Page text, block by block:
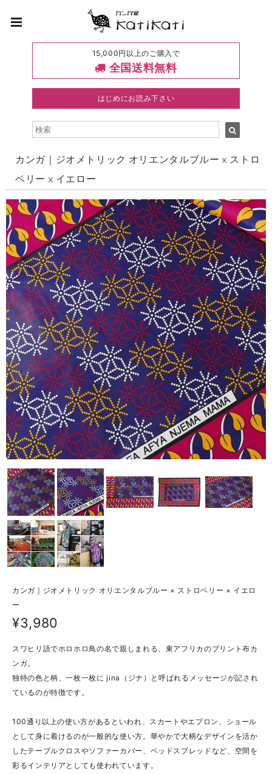
15,000円以上のご購入で
全国送料無料
はじめにお読み下さい
カンガ｜ジオメトリック オリエンタルブルー × ストロ
ベリー × イエロー
カンガ｜ジオメトリック オリエンタルブルー × ストロベリー × イエロ
ー
¥3,980
スワヒリ語でホロホロ鳥の名で親しまれる、東アフリカのプリント布カ
ンガ。
独特の色と柄、一枚一枚に jina（ジナ）と呼ばれるメッセージが記され
ているのが特徴です。
100通り以上の使い方があるといわれ、スカートやエプロン、ショール
として身に着けるのが一般的な使い方。華やかで大柄なデザインを活か
したテーブルクロスやソファーカバー、ベッドスプレッドなど、空間を
彩るインテリアとしても使われています。